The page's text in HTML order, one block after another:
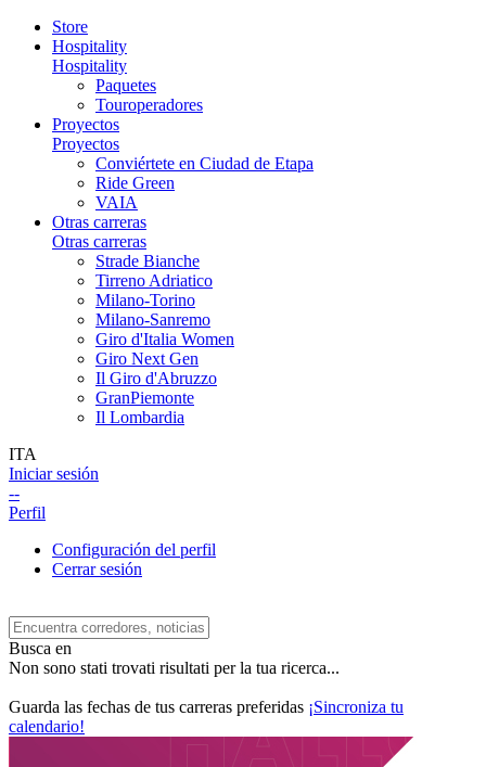
Store
Hospitality
Hospitality
Paquetes
Touroperadores
Proyectos
Proyectos
Conviértete en Ciudad de Etapa
Ride Green
VAIA
Otras carreras
Otras carreras
Strade Bianche
Tirreno Adriatico
Milano-Torino
Milano-Sanremo
Giro d'Italia Women
Giro Next Gen
Il Giro d'Abruzzo
GranPiemonte
Il Lombardia
ITA
Iniciar sesión
--
Perfil
Configuración del perfil
Cerrar sesión
Busca en
Non sono stati trovati risultati per la tua ricerca...
Guarda las fechas de tus carreras preferidas ¡Sincroniza tu
calendario!